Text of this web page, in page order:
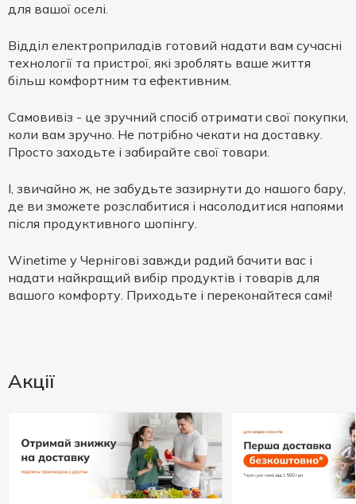
для вашої оселі.
Відділ електроприладів готовий надати вам сучасні
технології та пристрої, які зроблять ваше життя
більш комфортним та ефективним.
Самовивіз - це зручний спосіб отримати свої покупки,
коли вам зручно. Не потрібно чекати на доставку.
Просто заходьте і забирайте свої товари.
І, звичайно ж, не забудьте зазирнути до нашого бару,
де ви зможете розслабитися і насолодитися напоями
після продуктивного шопінгу.
Winetime у Чернігові завжди радий бачити вас і
надати найкращий вибір продуктів і товарів для
вашого комфорту. Приходьте і переконайтеся самі!
Акції